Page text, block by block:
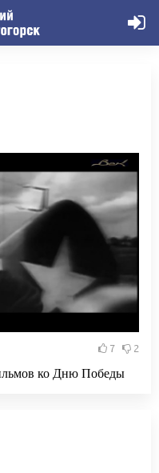
7 2
ко Дню Победы